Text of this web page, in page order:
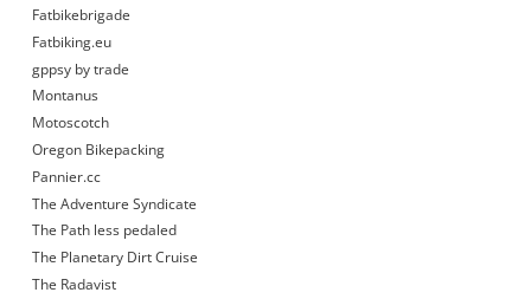
Fatbikebrigade
Fatbiking.eu
gppsy by trade
Montanus
Motoscotch
Oregon Bikepacking
Pannier.cc
The Adventure Syndicate
The Path less pedaled
The Planetary Dirt Cruise
The Radavist